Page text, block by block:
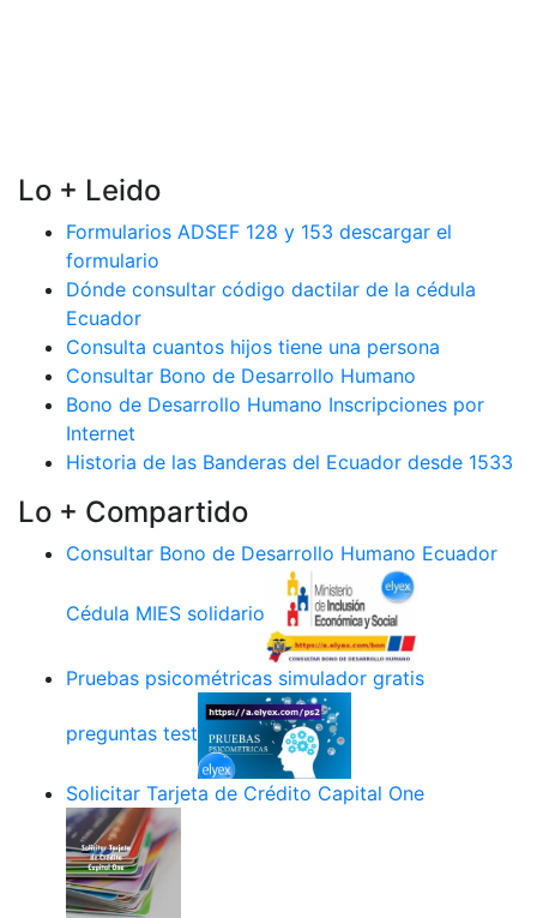
Lo + Leido
Formularios ADSEF 128 y 153 descargar el
formulario
Dónde consultar código dactilar de la cédula
Ecuador
Consulta cuantos hijos tiene una persona
Consultar Bono de Desarrollo Humano
Bono de Desarrollo Humano Inscripciones por
Internet
Historia de las Banderas del Ecuador desde 1533
Lo + Compartido
Consultar Bono de Desarrollo Humano Ecuador
Cédula MIES solidario
Pruebas psicométricas simulador gratis
preguntas test
Solicitar Tarjeta de Crédito Capital One